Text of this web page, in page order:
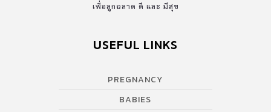
เพื่อลูกฉลาด ดี และ มีสุข
USEFUL LINKS
PREGNANCY
BABIES